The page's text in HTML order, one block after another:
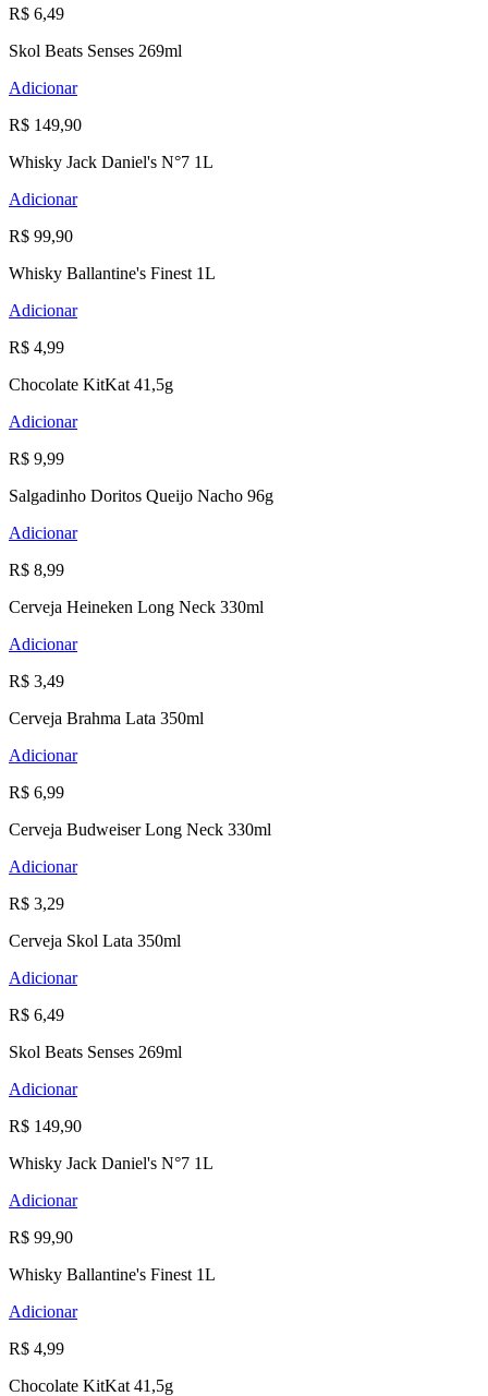
R$ 6,49
Skol Beats Senses 269ml
Adicionar
R$ 149,90
Whisky Jack Daniel's N°7 1L
Adicionar
R$ 99,90
Whisky Ballantine's Finest 1L
Adicionar
R$ 4,99
Chocolate KitKat 41,5g
Adicionar
R$ 9,99
Salgadinho Doritos Queijo Nacho 96g
Adicionar
R$ 8,99
Cerveja Heineken Long Neck 330ml
Adicionar
R$ 3,49
Cerveja Brahma Lata 350ml
Adicionar
R$ 6,99
Cerveja Budweiser Long Neck 330ml
Adicionar
R$ 3,29
Cerveja Skol Lata 350ml
Adicionar
R$ 6,49
Skol Beats Senses 269ml
Adicionar
R$ 149,90
Whisky Jack Daniel's N°7 1L
Adicionar
R$ 99,90
Whisky Ballantine's Finest 1L
Adicionar
R$ 4,99
Chocolate KitKat 41,5g